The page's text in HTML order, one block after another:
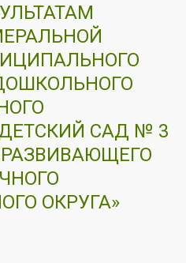
САД № 3
ОКРУГА»